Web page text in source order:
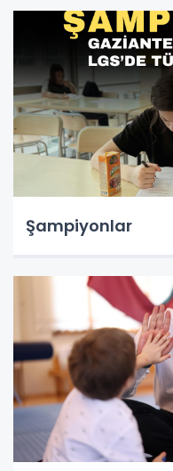
Şampiyonlar